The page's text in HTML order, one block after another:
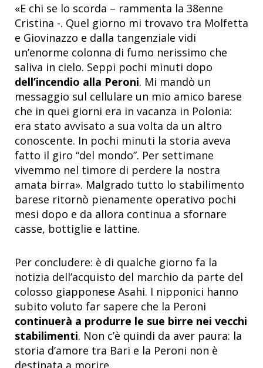
«E chi se lo scorda – rammenta la 38enne
Cristina -. Quel giorno mi trovavo tra Molfetta
e Giovinazzo e dalla tangenziale vidi
un’enorme colonna di fumo nerissimo che
saliva in cielo. Seppi pochi minuti dopo
dell’incendio alla Peroni. Mi mandò un
messaggio sul cellulare un mio amico barese
che in quei giorni era in vacanza in Polonia:
era stato avvisato a sua volta da un altro
conoscente. In pochi minuti la storia aveva
fatto il giro “del mondo”. Per settimane
vivemmo nel timore di perdere la nostra
amata birra». Malgrado tutto lo stabilimento
barese ritornò pienamente operativo pochi
mesi dopo e da allora continua a sfornare
casse, bottiglie e lattine.
Per concludere: è di qualche giorno fa la
notizia dell’acquisto del marchio da parte del
colosso giapponese Asahi. I nipponici hanno
subito voluto far sapere che la Peroni
continuerà a produrre le sue birre nei vecchi
stabilimenti. Non c’è quindi da aver paura: la
storia d’amore tra Bari e la Peroni non è
destinata a morire.